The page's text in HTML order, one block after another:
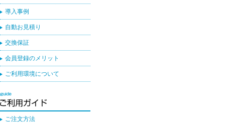
導入事例
自動お見積り
交換保証
会員登録のメリット
ご利用環境について
ご注文方法